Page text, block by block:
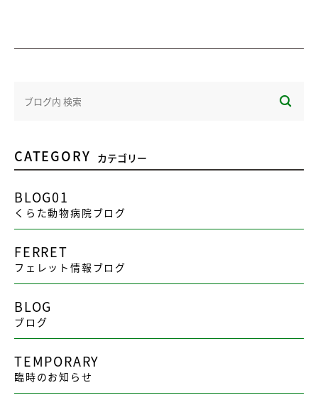
CATEGORY カテゴリー
BLOG01
くらた動物病院ブログ
FERRET
フェレット情報ブログ
BLOG
ブログ
TEMPORARY
臨時のお知らせ